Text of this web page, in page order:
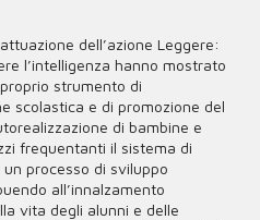
dell’azione Leggere:
l’intelligenza hanno mostrato
strumento di
scolastica e di promozione del
di bambine e
frequentanti il sistema di
processo di sviluppo
all’innalzamento
vita degli alunni e delle